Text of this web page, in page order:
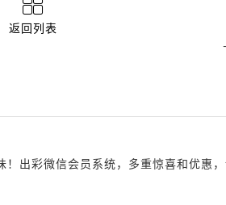
返回列表
出彩微信会员系统，多重惊喜和优惠